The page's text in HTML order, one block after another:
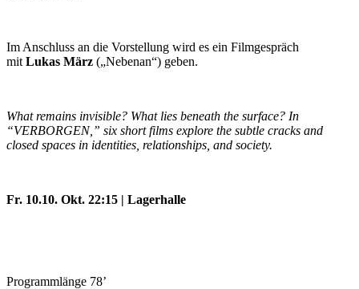
Im Anschluss an die Vorstellung wird es ein Filmgespräch
mit Lukas März („Nebenan“) geben.
What remains invisible? What lies beneath the surface? In
“VERBORGEN,” six short films explore the subtle cracks and
closed spaces in identities, relationships, and society.
Fr. 10.10. Okt. 22:15 | Lagerhalle
Programmlänge 78’